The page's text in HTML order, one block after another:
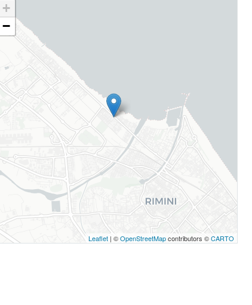
+
−
Leaflet | ©OpenStreetMapcontributors ©CARTO